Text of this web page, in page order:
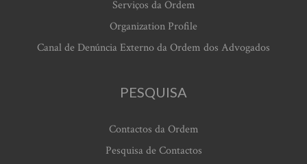
Serviços da Ordem
Organization Profile
Canal de Denúncia Externo da Ordem dos Advogados
PESQUISA
Contactos da Ordem
Pesquisa de Contactos